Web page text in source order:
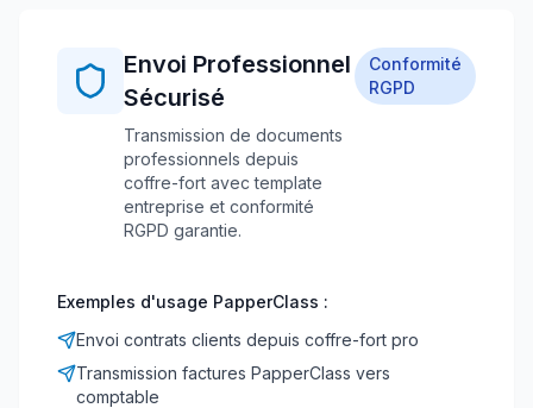
Envoi Professionnel
Sécurisé
Transmission de documents
professionnels depuis
coffre-fort avec template
entreprise et conformité
RGPD garantie.
Conformité
RGPD
Exemples d'usage PapperClass :
Envoi contrats clients depuis coffre-fort pro
Transmission factures PapperClass vers
comptable